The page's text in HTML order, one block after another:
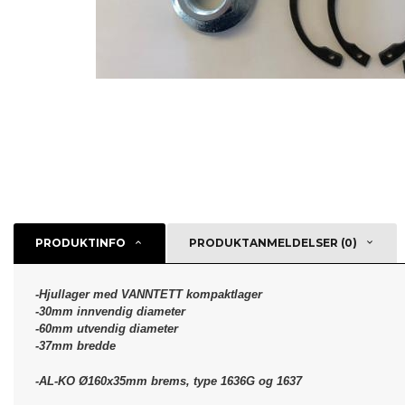
PRODUKTINFO PRODUKTANMELDELSER (0)
-Hjullager med VANNTETT kompaktlager
-30mm innvendig diameter
-60mm utvendig diameter
-37mm bredde
-AL-KO Ø160x35mm brems, type 1636G og 1637